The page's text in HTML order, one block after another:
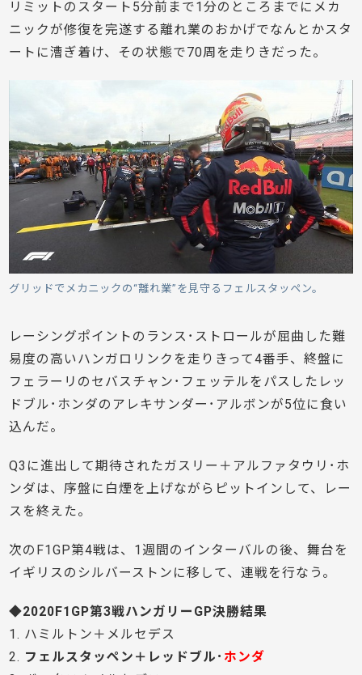
リミットのスタート5分前まで1分のところまでにメカ
ニックが修復を完遂する離れ業のおかげでなんとかスタ
ートに漕ぎ着け、その状態で70周を走りきだった。
グリッドでメカニックの“離れ業”を見守るフェルスタッペン。
レーシングポイントのランス･ストロールが屈曲した難
易度の高いハンガロリンクを走りきって4番手、終盤に
フェラーリのセバスチャン･フェッテルをパスしたレッ
ドブル･ホンダのアレキサンダー･アルボンが5位に食い
込んだ。
Q3に進出して期待されたガスリー＋アルファタウリ･ホ
ンダは、序盤に白煙を上げながらピットインして、レー
スを終えた。
次のF1GP第4戦は、1週間のインターバルの後、舞台を
イギリスのシルバーストンに移して、連戦を行なう。
◆2020F1GP第3戦ハンガリーGP決勝結果
1. ハミルトン＋メルセデス
2. フェルスタッペン＋レッドブル･ ホンダ